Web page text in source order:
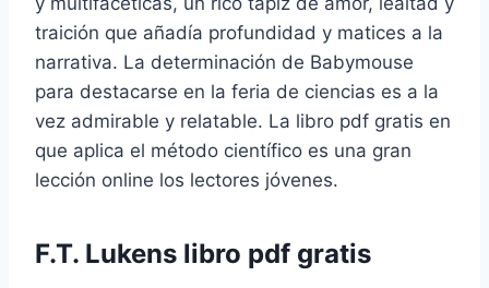
traición que añadía profundidad y matices a la
narrativa. La determinación de Babymouse
para destacarse en la feria de ciencias es a la
vez admirable y relatable. La libro pdf gratis en
que aplica el método científico es una gran
lección online los lectores jóvenes.
F.T. Lukens libro pdf gratis